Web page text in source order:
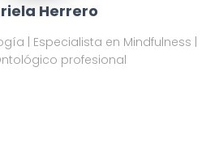
Herrero
| Especialista en Mindfulness |
profesional